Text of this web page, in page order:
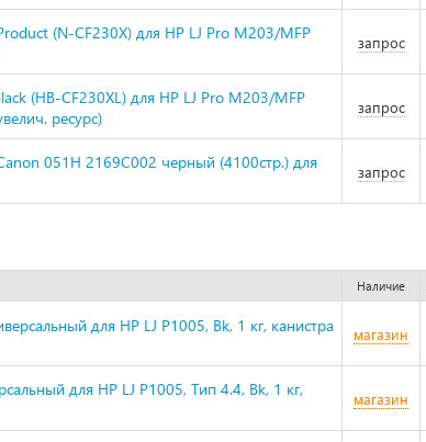
(N-CF230X) для HP LJ Pro M203/MFP
запрос
(HB-CF230XL) для HP LJ Pro M203/MFP
ресурс)
запрос
051H 2169C002 черный (4100стр.) для
запрос
Наличие
для HP LJ P1005, Bk, 1 кг, канистра магазин
для HP LJ P1005, Тип 4.4, Bk, 1 кг,
магазин